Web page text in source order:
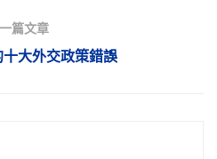
篇文章
大外交政策錯誤